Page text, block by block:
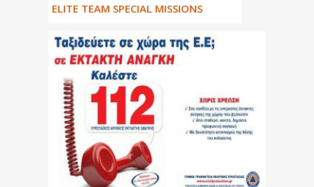
ΕLITE TEAM SPECIAL MISSIONS